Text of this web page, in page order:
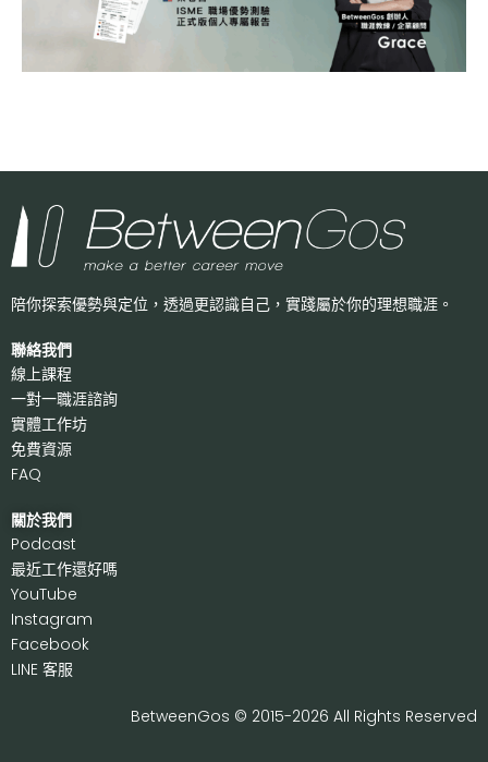
陪你探索優勢與定位，透過更認識自己， 實踐屬於你的理想職涯。
聯絡我們
線上課程
一對一職涯諮詢
實體工作坊
免費資源
FAQ
關於我們
Podcast
最近工作還好嗎
YouTube
Instagram
Facebook
LINE 客服
BetweenGos © 2015-2026 All Rights Reserved